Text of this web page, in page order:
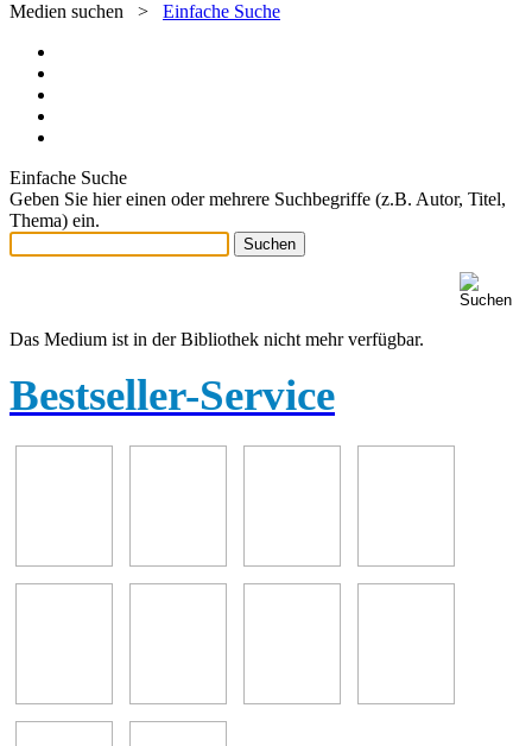
Medien suchen > Einfache Suche
Einfache Suche
Geben Sie hier einen oder mehrere Suchbegriffe (z.B. Autor, Titel,
Thema) ein.
Das Medium ist in der Bibliothek nicht mehr verfügbar.
Bestseller-Service